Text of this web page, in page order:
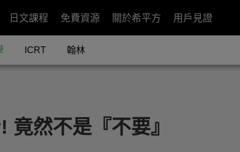
日文課程 免費資源 關於希平方 用戶見證
ICRT 翰林
竟然不是『不要』